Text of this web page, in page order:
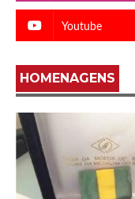
Youtube
HOMENAGENS